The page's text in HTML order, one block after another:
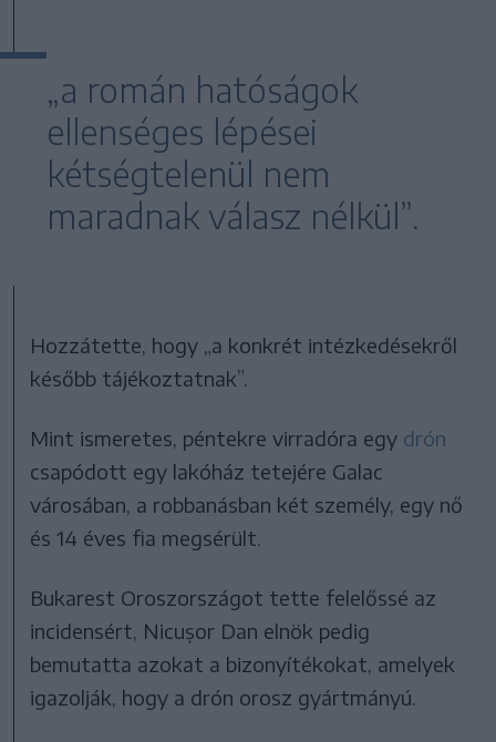
„a román hatóságok
ellenséges lépései
kétségtelenül nem
maradnak válasz nélkül”.
Hozzátette, hogy „a konkrét intézkedésekről
később tájékoztatnak”.
Mint ismeretes, péntekre virradóra egy drón
csapódott egy lakóház tetejére Galac
városában, a robbanásban két személy, egy nő
és 14 éves fia megsérült.
Bukarest Oroszországot tette felelőssé az
incidensért, Nicușor Dan elnök pedig
bemutatta azokat a bizonyítékokat, amelyek
igazolják, hogy a drón orosz gyártmányú.